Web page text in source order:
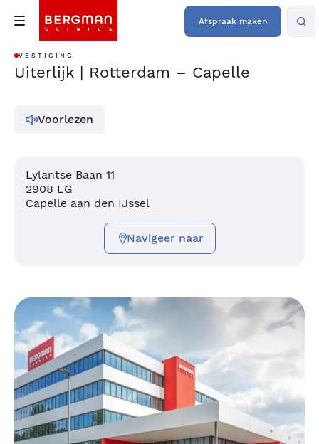
Afspraak maken
VESTIGING
Uiterlijk | Rotterdam – Capelle
Voorlezen
Lylantse Baan 11
2908 LG
Capelle aan den IJssel
Navigeer naar